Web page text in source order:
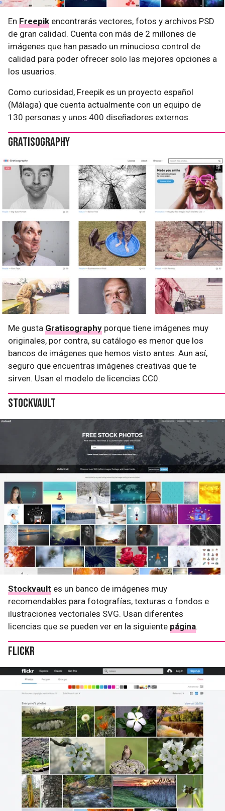
En Freepik encontrarás vectores, fotos y archivos PSD
de gran calidad. Cuenta con más de 2 millones de
imágenes que han pasado un minucioso control de
calidad para poder ofrecer solo las mejores opciones a
los usuarios.
Como curiosidad, Freepik es un proyecto español
(Málaga) que cuenta actualmente con un equipo de
130 personas y unos 400 diseñadores externos.
Gratisography
Me gusta Gratisography porque tiene imágenes muy
originales, por contra, su catálogo es menor que los
bancos de imágenes que hemos visto antes. Aun así,
seguro que encuentras imágenes creativas que te
sirven. Usan el modelo de licencias CC0.
Stockvault
Stockvault es un banco de imágenes muy
recomendables para fotografías, texturas o fondos e
ilustraciones vectoriales SVG. Usan diferentes
licencias que se pueden ver en la siguiente página.
Flickr